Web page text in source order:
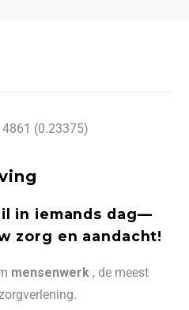
(0.23375)
in iemands dag—
zorg en aandacht!
mensenwerk , de meest